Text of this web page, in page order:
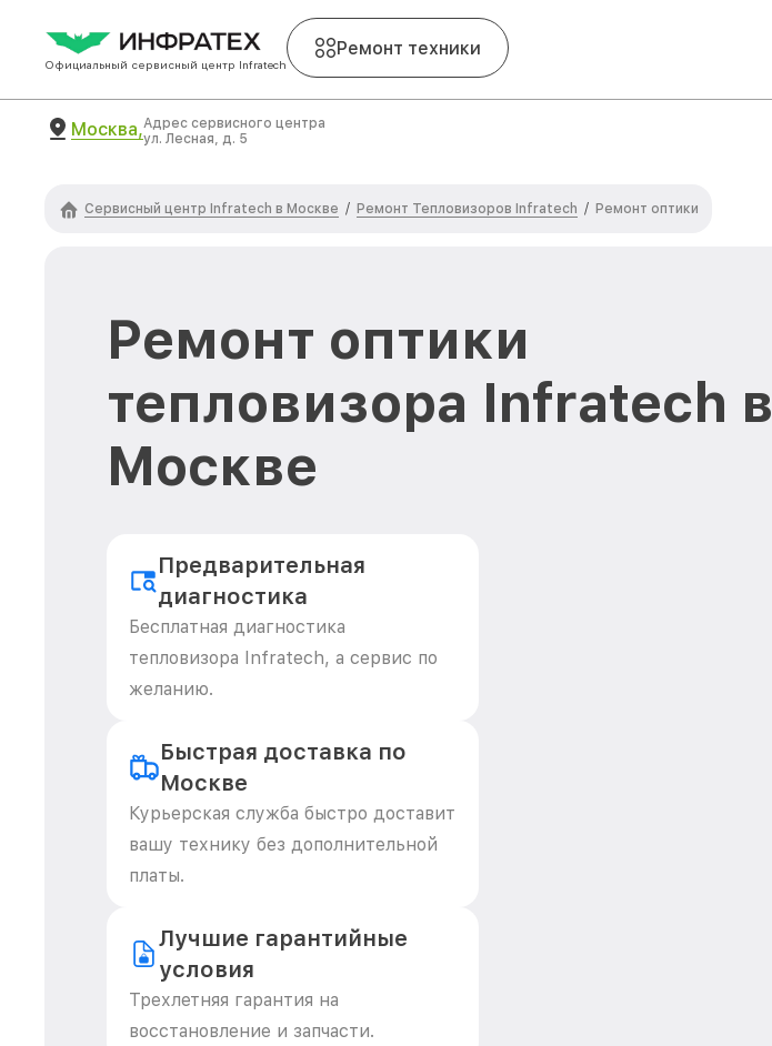
Официальный сервисный центр Infratech
Ремонт техники
Москва,Адрес сервисного центра
ул. Лесная, д. 5
Сервисный центр Infratech в Москве / Ремонт Тепловизоров Infratech / Ремонт оптики
Ремонт оптики
тепловизора Infratech в
Москве
Предварительная
диагностика
Бесплатная диагностика
тепловизора Infratech, а сервис по
желанию.
Быстрая доставка по
Москве
Курьерская служба быстро доставит
вашу технику без дополнительной
платы.
Лучшие гарантийные
условия
Трехлетняя гарантия на
восстановление и запчасти.